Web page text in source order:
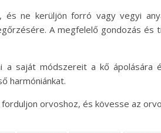
ne kerüljön forró vagy vegyi
A megfelelő gondozás és
a saját módszereit a kő ápolására
harmóniánkat.
orvoshoz, és kövesse az